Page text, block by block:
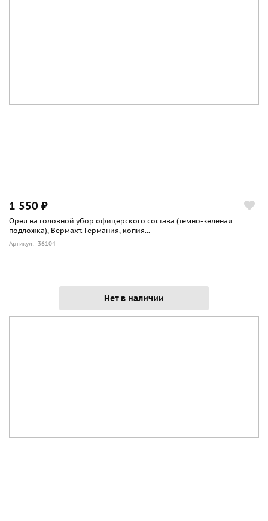
1 550 ₽
Орел на головной убор офицерского состава (темно-зеленая
подложка), Вермахт. Германия, копия...
Артикул: 36104
Нет в наличии